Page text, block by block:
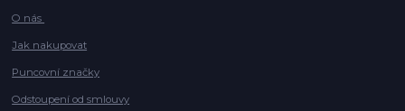
O nás
Jak nakupovat
Puncovní značky
Odstoupení od smlouvy